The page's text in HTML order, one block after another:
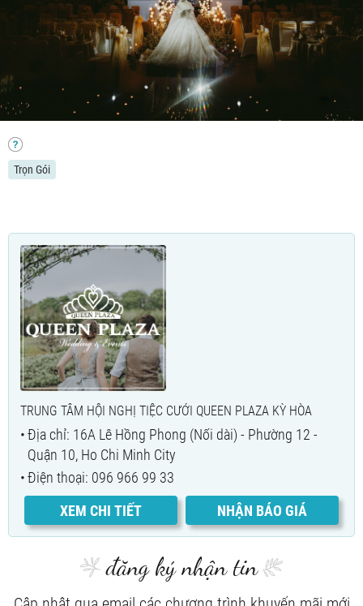
Trọn Gói
TRUNG TÂM HỘI NGHỊ TIỆC CƯỚI QUEEN PLAZA KỲ HÒA
Địa chỉ: 16A Lê Hồng Phong (Nối dài) - Phường 12 -
Quận 10, Ho Chi Minh City
Điện thoại: 096 966 99 33
XEM CHI TIẾT
NHẬN BÁO GIÁ
đăng ký nhận tin